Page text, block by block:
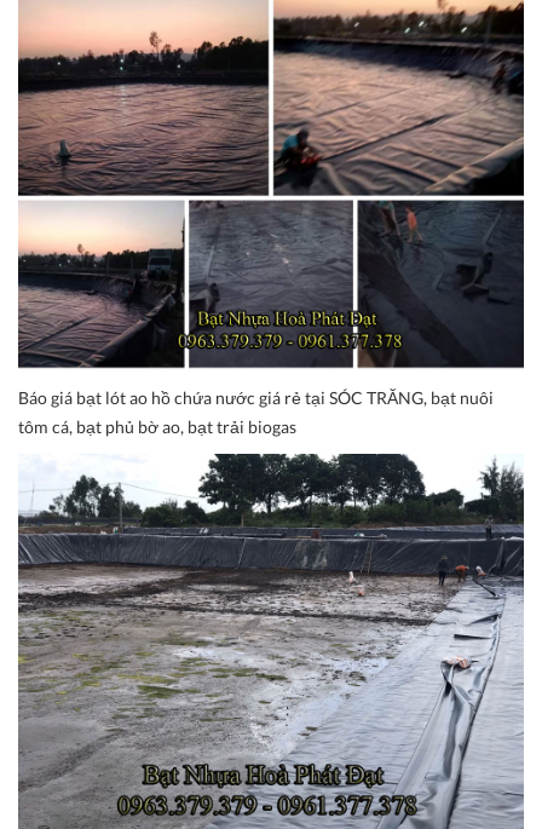
Báo giá bạt lót ao hồ chứa nước giá rẻ tại SÓC TRĂNG, bạt nuôi
tôm cá, bạt phủ bờ ao, bạt trải biogas